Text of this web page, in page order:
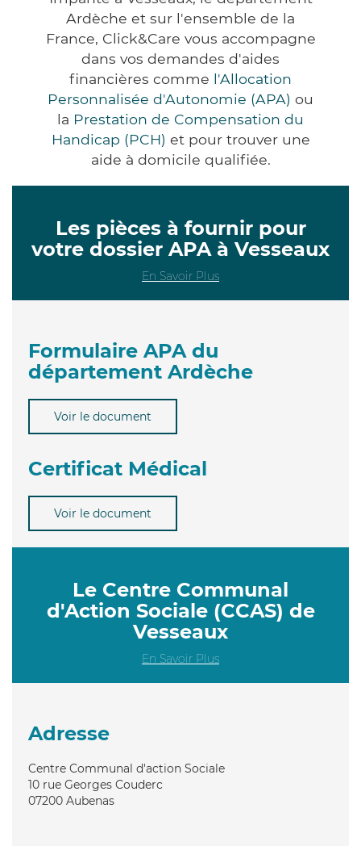
Ardèche et sur l'ensemble de la
France, Click&Care vous accompagne
dans vos demandes d'aides
financières comme l'Allocation
Personnalisée d'Autonomie (APA) ou
la Prestation de Compensation du
Handicap (PCH) et pour trouver une
aide à domicile qualifiée.
Les pièces à fournir pour
votre dossier APA à Vesseaux
En Savoir Plus
Formulaire APA du
département Ardèche
Voir le document
Certificat Médical
Voir le document
Le Centre Communal
d'Action Sociale (CCAS) de
Vesseaux
En Savoir Plus
Adresse
Centre Communal d'action Sociale
10 rue Georges Couderc
07200 Aubenas